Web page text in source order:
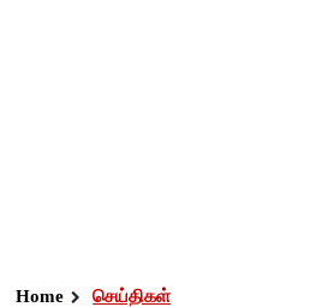
Home செய்திகள்